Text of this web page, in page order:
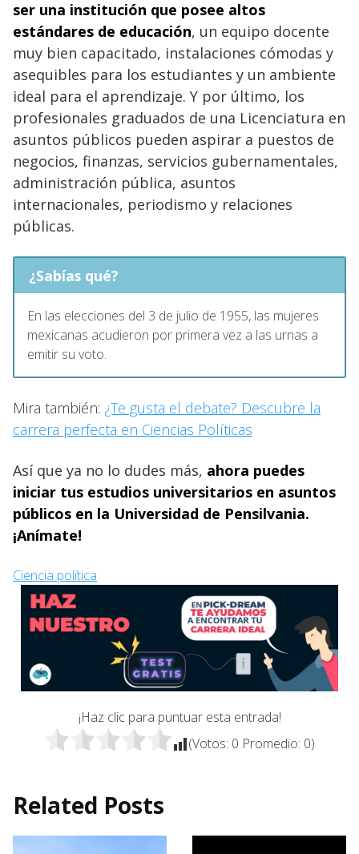
ser una institución que posee altos
estándares de educación, un equipo docente
muy bien capacitado, instalaciones cómodas y
asequibles para los estudiantes y un ambiente
ideal para el aprendizaje. Y por último, los
profesionales graduados de una Licenciatura en
asuntos públicos pueden aspirar a puestos de
negocios, finanzas, servicios gubernamentales,
administración pública, asuntos
internacionales, periodismo y relaciones
públicas.
¿Sabías qué?
En las elecciones del 3 de julio de 1955, las mujeres
mexicanas acudieron por primera vez a las urnas a
emitir su voto.
Mira también: ¿Te gusta el debate? Descubre la
carrera perfecta en Ciencias Políticas
Así que ya no lo dudes más, ahora puedes
iniciar tus estudios universitarios en asuntos
públicos en la Universidad de Pensilvania.
¡Anímate!
Ciencia política
¡Haz clic para puntuar esta entrada!
(Votos: 0 Promedio: 0)
Related Posts